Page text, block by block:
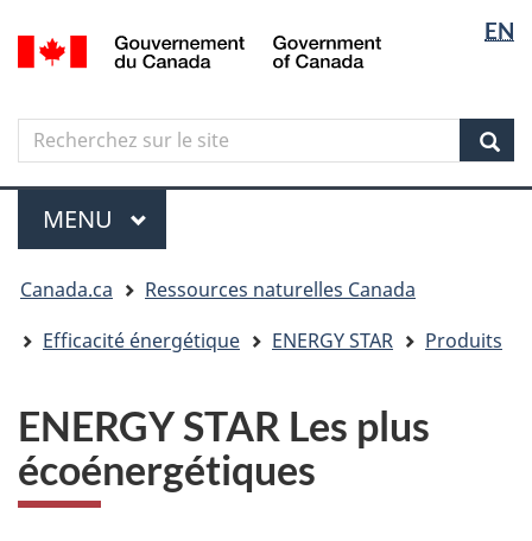
Aller
au
principal
Skip
to
government"
Passer
à
version
simplifiée
langue
EN
Canada
Search
Recherchez
sur
le
site
Menu
MENU PRINCIPAL
êtes
ici
Canada.ca
Ressources naturelles Canada
Efficacité énergétique
ENERGY STAR Produits
ENERGY STAR Les plus
écoénergétiques